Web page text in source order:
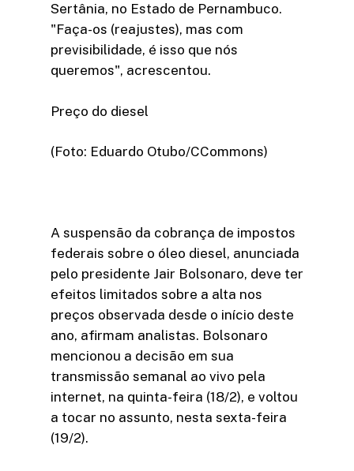
Sertânia, no Estado de Pernambuco.
"Faça-os (reajustes), mas com
previsibilidade, é isso que nós
queremos", acrescentou.
Preço do diesel
(Foto: Eduardo Otubo/CCommons)
A suspensão da cobrança de impostos
federais sobre o óleo diesel, anunciada
pelo presidente Jair Bolsonaro, deve ter
efeitos limitados sobre a alta nos
preços observada desde o início deste
ano, afirmam analistas. Bolsonaro
mencionou a decisão em sua
transmissão semanal ao vivo pela
internet, na quinta-feira (18/2), e voltou
a tocar no assunto, nesta sexta-feira
(19/2).